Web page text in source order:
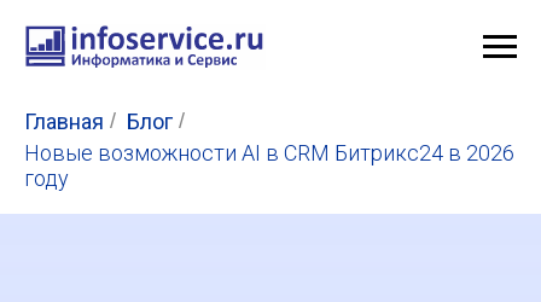
Главная / Блог /
Новые возможности AI в CRM Битрикс24 в 2026
году